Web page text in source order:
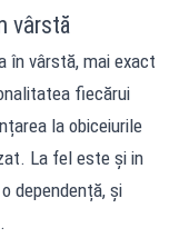
vârstă
în vârstă, mai exact
fiecărui
la obiceiurile
La fel este și in
dependență, și